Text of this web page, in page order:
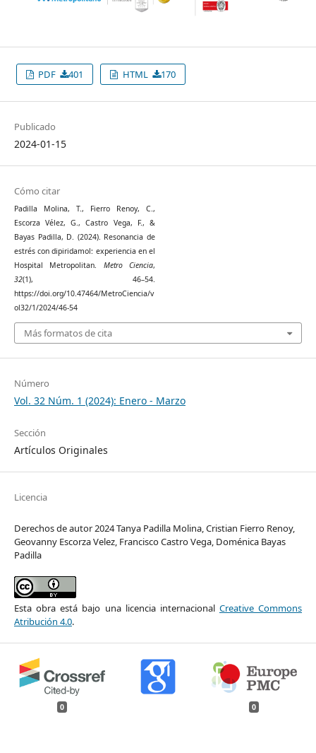
PDF 401 HTML 170
Publicado
2024-01-15
Cómo citar
Padilla Molina, T., Fierro Renoy, C.,
Escorza Vélez, G., Castro Vega, F., &
Bayas Padilla, D. (2024). Resonancia de
estrés con dipiridamol: experiencia en el
Hospital Metropolitan. Metro Ciencia,
32(1), 46–54.
https://doi.org/10.47464/MetroCiencia/v
ol32/1/2024/46-54
Más formatos de cita
Número
Vol. 32 Núm. 1 (2024): Enero - Marzo
Sección
Artículos Originales
Licencia
Derechos de autor 2024 Tanya Padilla Molina, Cristian Fierro Renoy,
Geovanny Escorza Velez, Francisco Castro Vega, Doménica Bayas
Padilla
Esta obra está bajo una licencia internacional Creative Commons
Atribución 4.0.
0 0